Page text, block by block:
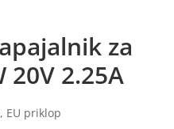
za
20V 2.25A
EU priklop